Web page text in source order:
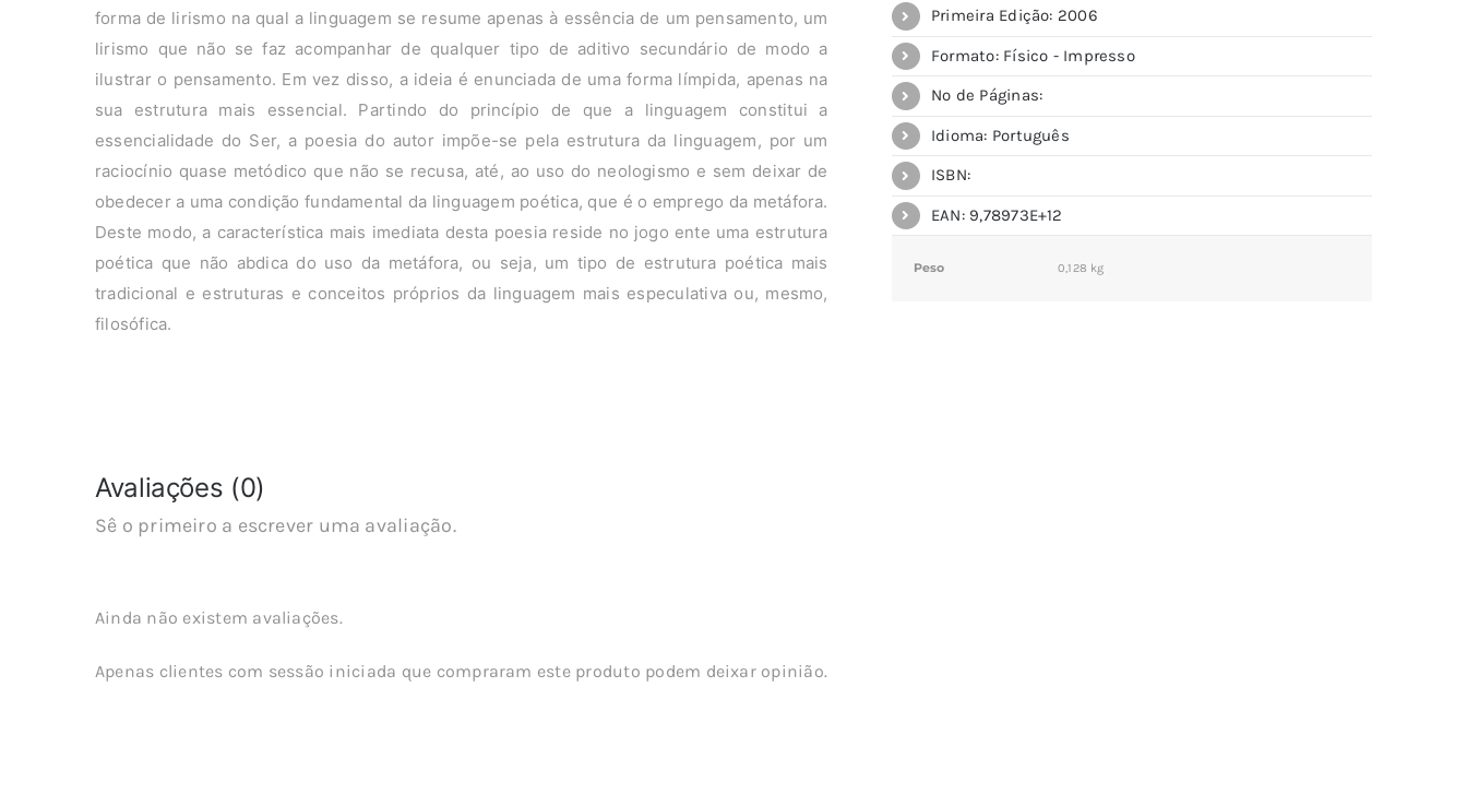
forma de lirismo na qual a linguagem se resume apenas à essência de um pensamento, um
lirismo que não se faz acompanhar de qualquer tipo de aditivo secundário de modo a
ilustrar o pensamento. Em vez disso, a ideia é enunciada de uma forma límpida, apenas na
sua estrutura mais essencial. Partindo do princípio de que a linguagem constitui a
essencialidade do Ser, a poesia do autor impõe-se pela estrutura da linguagem, por um
raciocínio quase metódico que não se recusa, até, ao uso do neologismo e sem deixar de
obedecer a uma condição fundamental da linguagem poética, que é o emprego da metáfora.
Deste modo, a característica mais imediata desta poesia reside no jogo ente uma estrutura
poética que não abdica do uso da metáfora, ou seja, um tipo de estrutura poética mais
tradicional e estruturas e conceitos próprios da linguagem mais especulativa ou, mesmo,
filosófica.
Primeira Edição: 2006
Formato: Físico - Impresso
Nº de Páginas:
Idioma: Português
ISBN:
EAN: 9,78973E+12
Peso 0,128 kg
Avaliações (0)
Sê o primeiro a escrever uma avaliação.
Ainda não existem avaliações.
Apenas clientes com sessão iniciada que compraram este produto podem deixar opinião.